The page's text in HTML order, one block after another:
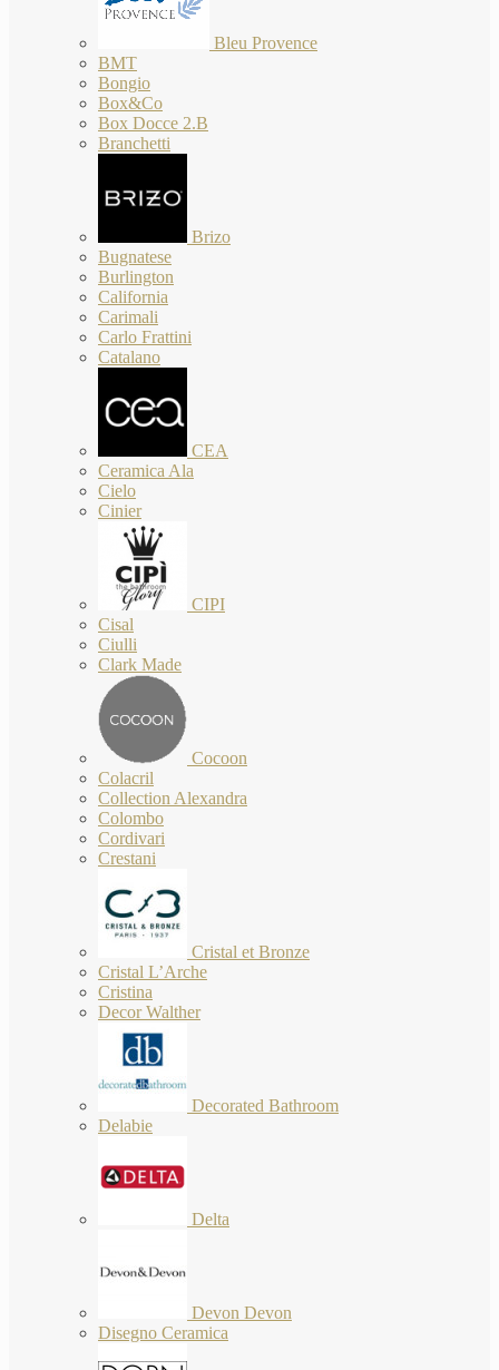
Bleu Provence
BMT
Bongio
Box&Co
Box Docce 2.B
Branchetti
Brizo
Bugnatese
Burlington
California
Carimali
Carlo Frattini
Catalano
CEA
Ceramica Ala
Cielo
Cinier
CIPI
Cisal
Ciulli
Clark Made
Cocoon
Colacril
Collection Alexandra
Colombo
Cordivari
Crestani
Cristal et Bronze
Cristal L’Arche
Cristina
Decor Walther
Decorated Bathroom
Delabie
Delta
Devon Devon
Disegno Ceramica